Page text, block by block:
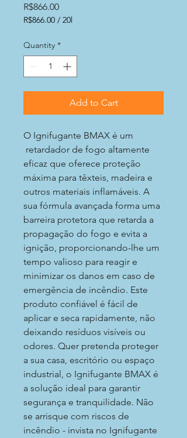
R$866.00Price
R$866.00 / 20l
per
20
Quantity *
Add to Cart
O Ignifugante BMAX é um
retardador de fogo altamente
eficaz que oferece proteção
máxima para têxteis, madeira e
outros materiais inflamáveis. A
sua fórmula avançada forma uma
barreira protetora que retarda a
propagação do fogo e evita a
ignição, proporcionando-lhe um
tempo valioso para reagir e
minimizar os danos em caso de
emergência de incêndio. Este
produto confiável é fácil de
aplicar e seca rapidamente, não
deixando resíduos visíveis ou
odores. Quer pretenda proteger
a sua casa, escritório ou espaço
industrial, o Ignifugante BMAX é
a solução ideal para garantir
segurança e tranquilidade. Não
se arrisque com riscos de
incêndio - invista no Ignifugante